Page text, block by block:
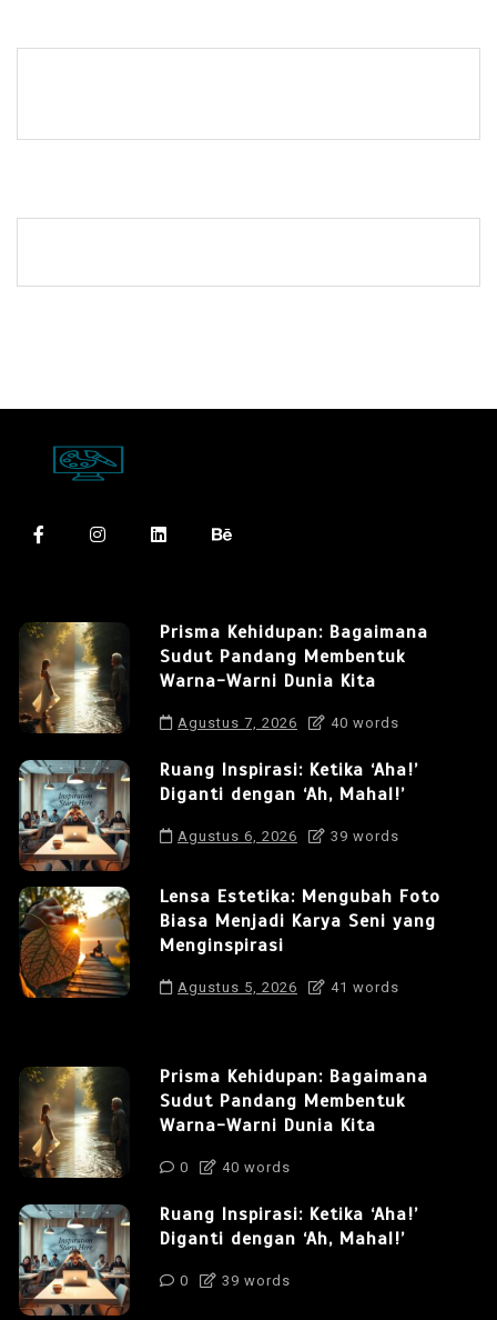
Prisma Kehidupan: Bagaimana
Sudut Pandang Membentuk
Warna-Warni Dunia Kita
Agustus 7, 2026 40 words
Ruang Inspirasi: Ketika ‘Aha!’
Diganti dengan ‘Ah, Mahal!’
Agustus 6, 2026 39 words
Lensa Estetika: Mengubah Foto
Biasa Menjadi Karya Seni yang
Menginspirasi
Agustus 5, 2026 41 words
Prisma Kehidupan: Bagaimana
Sudut Pandang Membentuk
Warna-Warni Dunia Kita
0 40 words
Ruang Inspirasi: Ketika ‘Aha!’
Diganti dengan ‘Ah, Mahal!’
0 39 words